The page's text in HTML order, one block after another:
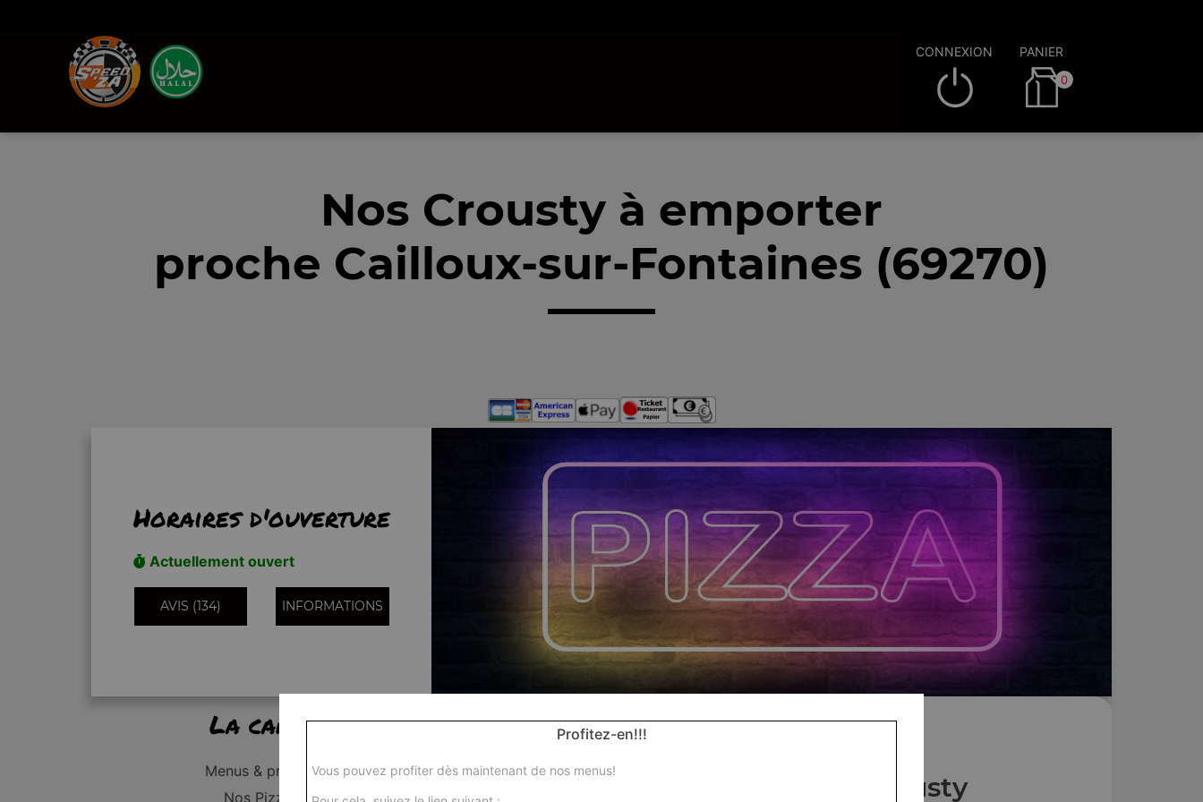
CONNEXION PANIER
0
Nos Crousty à emporter
proche Cailloux-sur-Fontaines (69270)
Horaires d'ouverture
Actuellement ouvert
AVIS (134) INFORMATIONS
La carte
Menus & promos
Nos Pizzas
Nos Crousty
Profitez-en!!!
Vous pouvez profiter dès maintenant de nos menus!